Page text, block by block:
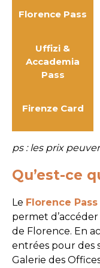
Florence Pass
Uffizi &
Accademia
Pass
Firenze Card
ps : les prix
Qu’est-ce
Le Florence Pass
permet
de Florence. En
entrées pour des
Galerie des